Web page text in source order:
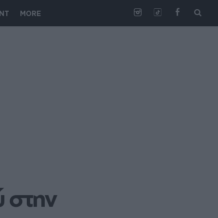
MORE
στην